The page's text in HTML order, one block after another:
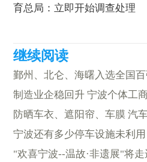
育总局：立即开始调查处理
鄞州、北仑、海曙入选全国百
制造业企稳回升 宁波个体工
防晒车衣、遮阳帘、车膜 汽
宁波还有多少停车设施未利用
"欢喜宁波--温故·非遗展"将